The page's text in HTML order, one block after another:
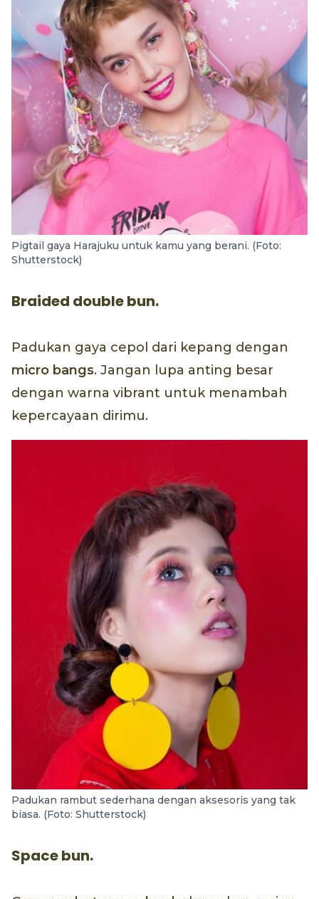
Pigtail gaya Harajuku untuk kamu yang berani. (Foto:
Shutterstock)
Braided double bun.
Padukan gaya cepol dari kepang dengan
micro bangs. Jangan lupa anting besar
dengan warna vibrant untuk menambah
kepercayaan dirimu.
Padukan rambut sederhana dengan aksesoris yang tak
biasa. (Foto: Shutterstock)
Space bun.